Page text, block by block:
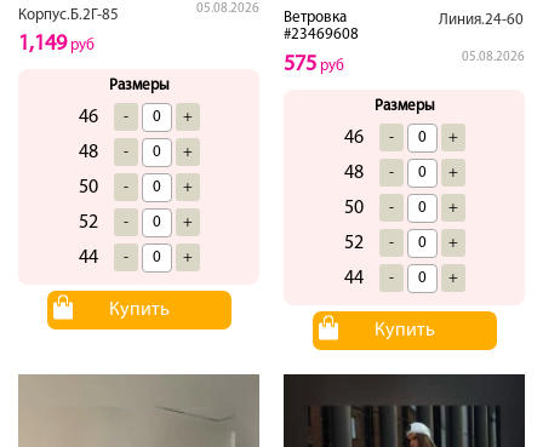
Корпус.Б.2Г-85
05.08.2026
1,149руб
Размеры
46 - +
48 - +
50 - +
52 - +
44 - +
Купить
Ветровка
#23469608
Линия.24-60
05.08.2026
575 руб
Размеры
46 - +
48 - +
50 - +
52 - +
44 - +
Купить